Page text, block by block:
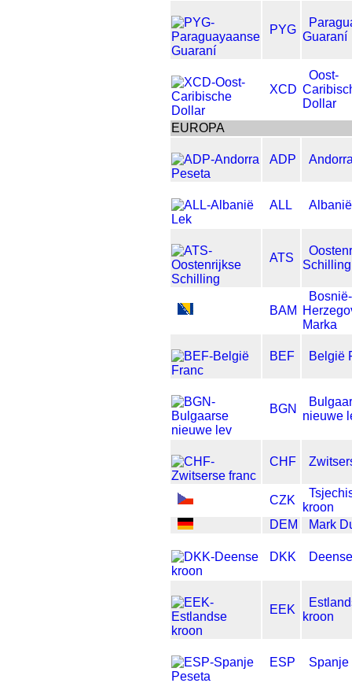
PYG
Guaraní
XCD
Oost-
Dollar
EUROPA
ADP
ALL
ATS
Schilling
BAM
Bosnië-
Marka
BEF België
BGN
nieuwe
CHF
CZK
kroon
DEM
Mark
DKK
EEK
kroon
ESP Spanje